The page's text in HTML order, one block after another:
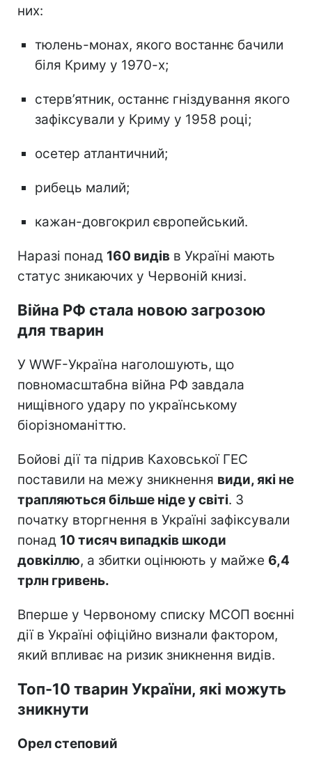
них:
тюлень-монах, якого востаннє бачили
біля Криму у 1970-х;
стерв’ятник, останнє гніздування якого
зафіксували у Криму у 1958 році;
осетер атлантичний;
рибець малий;
кажан-довгокрил європейський.
Наразі понад 160 видів в Україні мають
статус зникаючих у Червоній книзі.
Війна РФ стала новою загрозою
для тварин
У WWF-Україна наголошують, що
повномасштабна війна РФ завдала
нищівного удару по українському
біорізноманіттю.
Бойові дії та підрив Каховської ГЕС
поставили на межу зникнення види, які не
трапляються більше ніде у світі. З
початку вторгнення в Україні зафіксували
понад 10 тисяч випадків шкоди
довкіллю, а збитки оцінюють у майже 6,4
трлн гривень.
Вперше у Червоному списку МСОП воєнні
дії в Україні офіційно визнали фактором,
який впливає на ризик зникнення видів.
Топ-10 тварин України, які можуть
зникнути
Орел степовий